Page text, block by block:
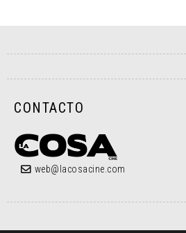
CONTACTO
web@lacosacine.com